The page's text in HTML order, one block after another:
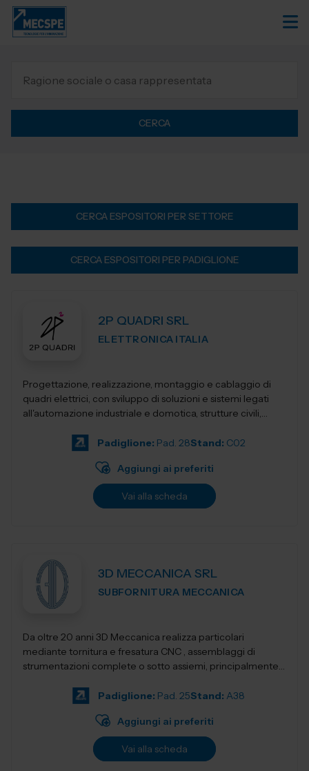
CERCA
CERCA ESPOSITORI PER SETTORE
CERCA ESPOSITORI PER PADIGLIONE
2P QUADRI SRL
ELETTRONICA ITALIA
Progettazione, realizzazione, montaggio e cablaggio di
quadri elettrici, con sviluppo di soluzioni e sistemi legati
all'automazione industriale e domotica, strutture civili,
Padiglione: Pad. 28Stand: C02
Aggiungi ai preferiti
Vai alla scheda
3D MECCANICA SRL
SUBFORNITURA MECCANICA
Da oltre 20 anni 3D Meccanica realizza particolari
mediante tornitura e fresatura CNC , assemblaggi di
strumentazioni complete o sotto assiemi, principalmente
Padiglione: Pad. 25Stand: A38
Aggiungi ai preferiti
Vai alla scheda